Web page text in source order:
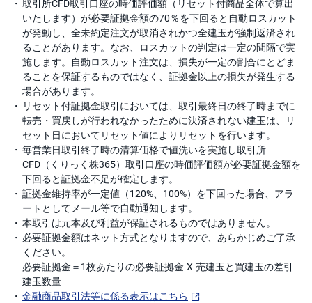
いたします）が必要証拠金額の70％を下回ると自動ロスカット
が発動し、全未約定注文が取消されかつ全建玉が強制返済され
ることがあります。なお、ロスカットの判定は一定の間隔で実
施します。自動ロスカット注文は、損失が一定の割合にとどま
ることを保証するものではなく、証拠金以上の損失が発生する
場合があります。
リセット付証拠金取引においては、取引最終日の終了時までに
転売・買戻しが行われなかったために決済されない建玉は、リ
セット日においてリセット値によりリセットを行います。
毎営業日取引終了時の清算価格で値洗いを実施し取引所
CFD（くりっく株365）取引口座の時価評価額が必要証拠金額を
下回ると証拠金不足が確定します。
証拠金維持率が一定値（120%、100%）を下回った場合、アラ
ートとしてメール等で自動通知します。
本取引は元本及び利益が保証されるものではありません。
必要証拠金額はネット方式となりますので、あらかじめご了承
ください。
必要証拠金＝1枚あたりの必要証拠金 X 売建玉と買建玉の差引
建玉数量
金融商品取引法等に係る表示はこちら